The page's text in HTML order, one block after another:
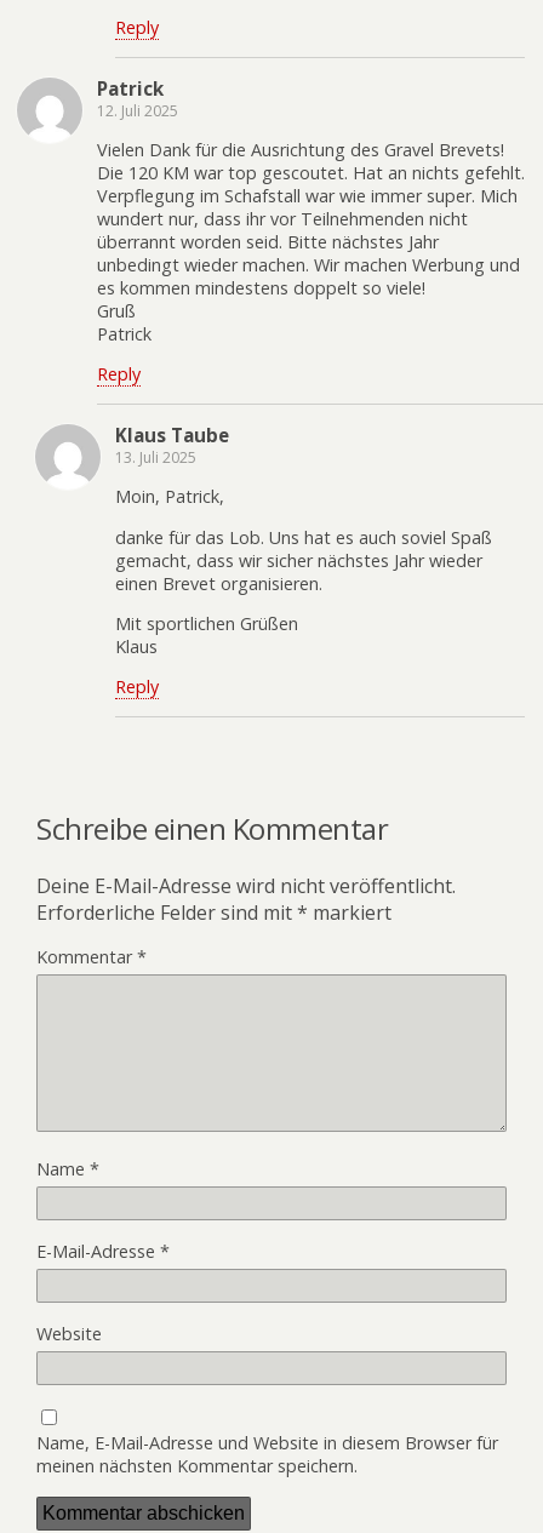
Reply
Patrick
12. Juli 2025
Vielen Dank für die Ausrichtung des Gravel Brevets!
Die 120 KM war top gescoutet. Hat an nichts gefehlt.
Verpflegung im Schafstall war wie immer super. Mich
wundert nur, dass ihr vor Teilnehmenden nicht
überrannt worden seid. Bitte nächstes Jahr
unbedingt wieder machen. Wir machen Werbung und
es kommen mindestens doppelt so viele!
Gruß
Patrick
Reply
Klaus Taube
13. Juli 2025
Moin, Patrick,
danke für das Lob. Uns hat es auch soviel Spaß
gemacht, dass wir sicher nächstes Jahr wieder
einen Brevet organisieren.
Mit sportlichen Grüßen
Klaus
Reply
Schreibe einen Kommentar
Deine E-Mail-Adresse wird nicht veröffentlicht.
Erforderliche Felder sind mit* markiert
Kommentar*
Name *
E-Mail-Adresse *
Website
Name, E-Mail-Adresse und Website in diesem Browser für
meinen nächsten Kommentar speichern.